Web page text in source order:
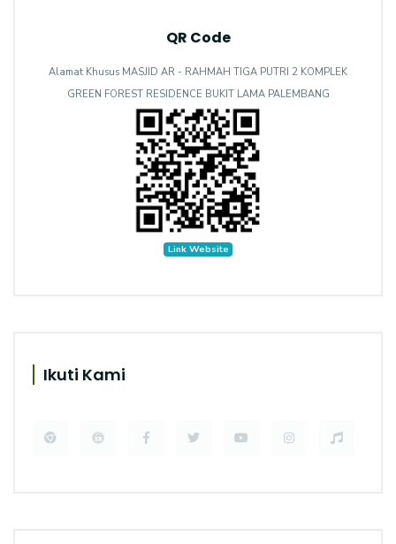
QR Code
Alamat Khusus MASJID AR - RAHMAH TIGA PUTRI 2 KOMPLEK
GREEN FOREST RESIDENCE BUKIT LAMA PALEMBANG
Link Website
Ikuti Kami